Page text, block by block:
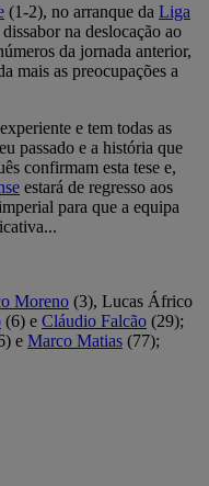
(1-2), no arranque da Liga
na deslocação ao
da jornada anterior,
mais as preocupações a
e tem todas as
passado e a história que
confirmam esta tese e,
estará de regresso aos
para que a equipa
Moreno (3), Lucas Áfrico
(6) e Cláudio Falcão (29);
e Marco Matias (77);